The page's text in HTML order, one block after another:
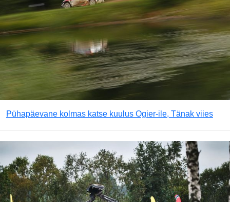
Pühapäevane kolmas katse kuulus Ogier-ile, Tänak viies